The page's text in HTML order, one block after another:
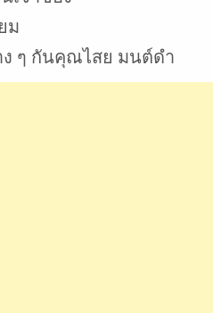
ม
ง ๆ กันคุณไสย มนต์ดำ